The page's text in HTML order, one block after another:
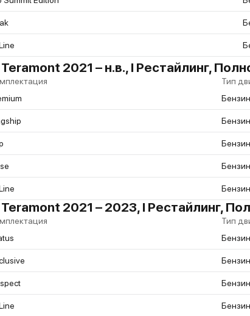
2021 – н.в., I Рестайлинг,
Тип
2021 – 2023, I Рестайлинг,
Тип